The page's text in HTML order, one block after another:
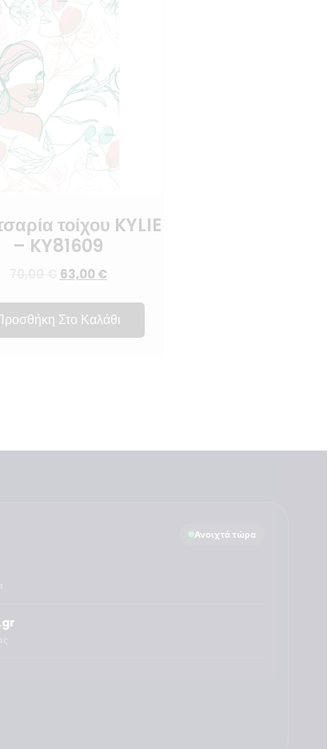
τοίχου KYLIE
– KY81609
63,00€
Στο Καλάθι
Ανοιχτά τώρα